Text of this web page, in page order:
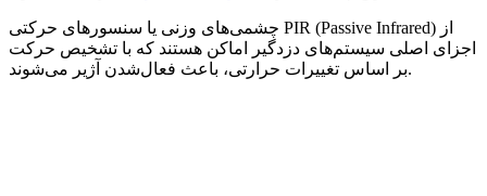
چشمی‌های وزنی یا سنسورهای حرکتی PIR (Passive Infrared) از
اجزای اصلی سیستم‌های دزدگیر اماکن هستند که با تشخیص حرکت
بر اساس تغییرات حرارتی، باعث فعال‌شدن آژیر می‌شوند.